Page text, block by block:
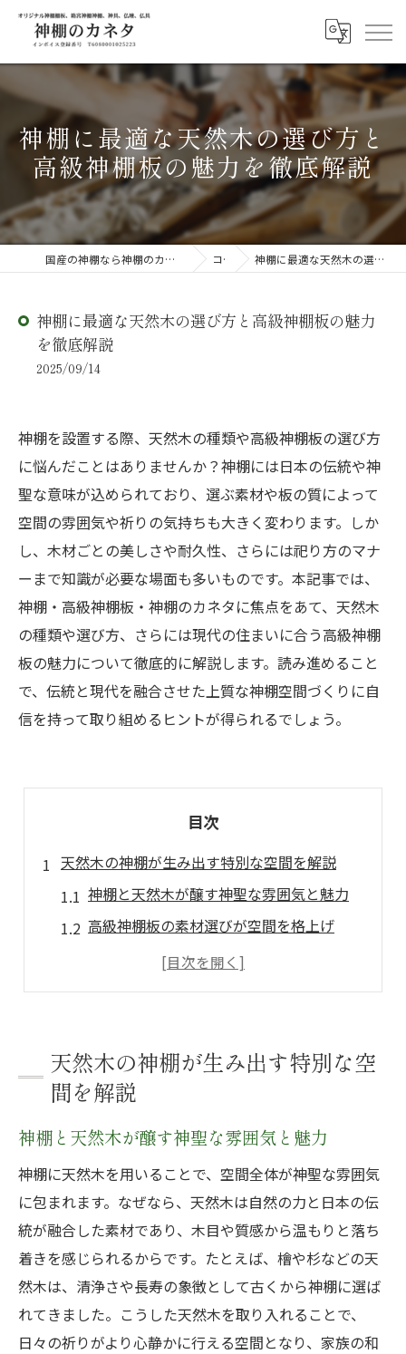
神棚に最適な天然木の選び方と
高級神棚板の魅力を徹底解説
国産の神棚なら神棚のカネタ ～日々のしあわせを感じる物を～ コラム 神棚に最適な天然木の選び方と高級神棚板の魅力を徹底解説
神棚に最適な天然木の選び方と高級神棚板の魅力
を徹底解説
2025/09/14
神棚を設置する際、天然木の種類や高級神棚板の選び方
に悩んだことはありませんか？神棚には日本の伝統や神
聖な意味が込められており、選ぶ素材や板の質によって
空間の雰囲気や祈りの気持ちも大きく変わります。しか
し、木材ごとの美しさや耐久性、さらには祀り方のマナ
ーまで知識が必要な場面も多いものです。本記事では、
神棚・高級神棚板・神棚のカネタに焦点をあて、天然木
の種類や選び方、さらには現代の住まいに合う高級神棚
板の魅力について徹底的に解説します。読み進めること
で、伝統と現代を融合させた上質な神棚空間づくりに自
信を持って取り組めるヒントが得られるでしょう。
目次
天然木の神棚が生み出す特別な空間を解説
神棚と天然木が醸す神聖な雰囲気と魅力
高級神棚板の素材選びが空間を格上げ
神棚・高級神棚板で叶える上質な祈りの場
神棚のカネタの天然木が持つ美しさの理由
神棚・高級神棚板選びで失敗しないコツ
高級神棚板の美しさと選び方のポイント
神棚・高級神棚板の木目と色合いの違い
天然木の特徴を活かした神棚板の選択術
神棚セットに最適な高級神棚板の見極め方
口コミで評判な高級神棚板の選び方とは
神棚・高級神棚板の最新トレンドを紹介
神棚に適した木材を選ぶコツを伝授
神棚・高級神棚板に適した天然木の種類
天然木の神棚が生み出す特別な空
間を解説
神棚と天然木が醸す神聖な雰囲気と魅力
神棚に天然木を用いることで、空間全体が神聖な雰囲気
に包まれます。なぜなら、天然木は自然の力と日本の伝
統が融合した素材であり、木目や質感から温もりと落ち
着きを感じられるからです。たとえば、檜や杉などの天
然木は、清浄さや長寿の象徴として古くから神棚に選ば
れてきました。こうした天然木を取り入れることで、
日々の祈りがより心静かに行える空間となり、家族の和